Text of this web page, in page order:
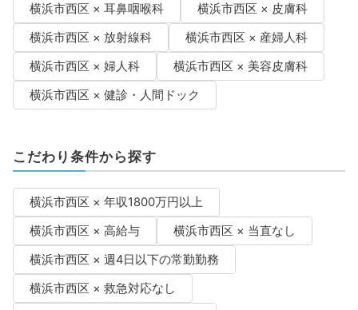
横浜市西区 × 耳鼻咽喉科
横浜市西区 × 皮膚科
横浜市西区 × 放射線科
横浜市西区 × 産婦人科
横浜市西区 × 婦人科
横浜市西区 × 美容皮膚科
横浜市西区 × 健診・人間ドック
こだわり条件から探す
横浜市西区 × 年収1800万円以上
横浜市西区 × 高給与
横浜市西区 × 当直なし
横浜市西区 × 週4日以下の常勤勤務
横浜市西区 × 救急対応なし